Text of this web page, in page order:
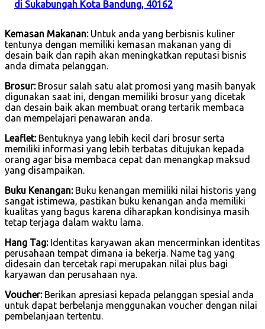
di Sukabungah Kota Bandung, 40162
Kemasan Makanan:Untuk anda yang berbisnis kuliner
tentunya dengan memiliki kemasan makanan yang di
desain baik dan rapih akan meningkatkan reputasi bisnis
anda dimata pelanggan.
Brosur:Brosur salah satu alat promosi yang masih banyak
digunakan saat ini, dengan memiliki brosur yang dicetak
dan desain baik akan membuat orang tertarik membaca
dan mempelajari penawaran anda.
Leaflet:Bentuknya yang lebih kecil dari brosur serta
memiliki informasi yang lebih terbatas ditujukan kepada
orang agar bisa membaca cepat dan menangkap maksud
yang disampaikan.
Buku Kenangan:Buku kenangan memiliki nilai historis yang
sangat istimewa, pastikan buku kenangan anda memiliki
kualitas yang bagus karena diharapkan kondisinya masih
tetap terjaga dalam waktu lama.
Hang Tag:Identitas karyawan akan mencerminkan identitas
perusahaan tempat dimana ia bekerja. Name tag yang
didesain dan tercetak rapi merupakan nilai plus bagi
karyawan dan perusahaan nya.
Voucher:Berikan apresiasi kepada pelanggan spesial anda
untuk dapat berbelanja menggunakan voucher dengan nilai
pembelanjaan tertentu.